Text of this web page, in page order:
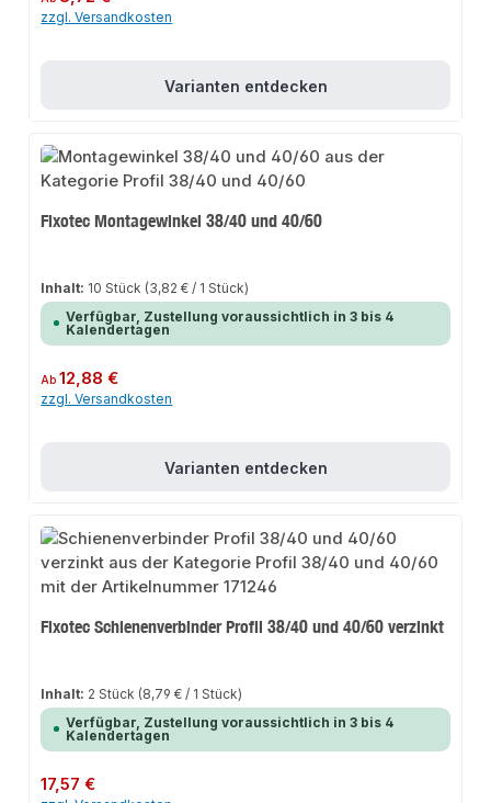
zzgl. Versandkosten
Varianten entdecken
Fixotec Montagewinkel 38/40 und 40/60
Inhalt: 10 Stück (3,82 € / 1 Stück)
Verfügbar, Zustellung voraussichtlich in 3 bis 4
Kalendertagen
Regulärer Preis:
Ab12,88 €
zzgl. Versandkosten
Varianten entdecken
Fixotec Schienenverbinder Profil 38/40 und 40/60 verzinkt
Inhalt: 2 Stück (8,79 € / 1 Stück)
Verfügbar, Zustellung voraussichtlich in 3 bis 4
Kalendertagen
Regulärer Preis:
17,57 €